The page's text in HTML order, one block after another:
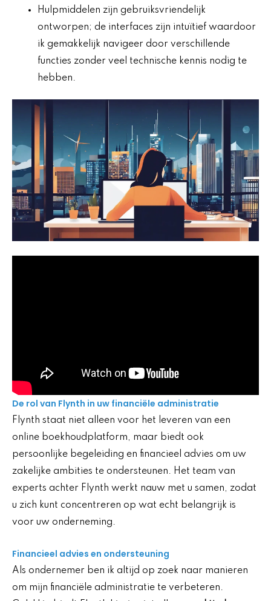
Hulpmiddelen zijn gebruiksvriendelijk
ontworpen; de interfaces zijn intuïtief waardoor
ik gemakkelijk navigeer door verschillende
functies zonder veel technische kennis nodig te
hebben.
De rol van Flynth in uw financiële administratie
Flynth staat niet alleen voor het leveren van een
online boekhoudplatform, maar biedt ook
persoonlijke begeleiding en financieel advies om uw
zakelijke ambities te ondersteunen. Het team van
experts achter Flynth werkt nauw met u samen, zodat
u zich kunt concentreren op wat echt belangrijk is
voor uw onderneming.
Financieel advies en ondersteuning
Als ondernemer ben ik altijd op zoek naar manieren
om mijn financiële administratie te verbeteren.